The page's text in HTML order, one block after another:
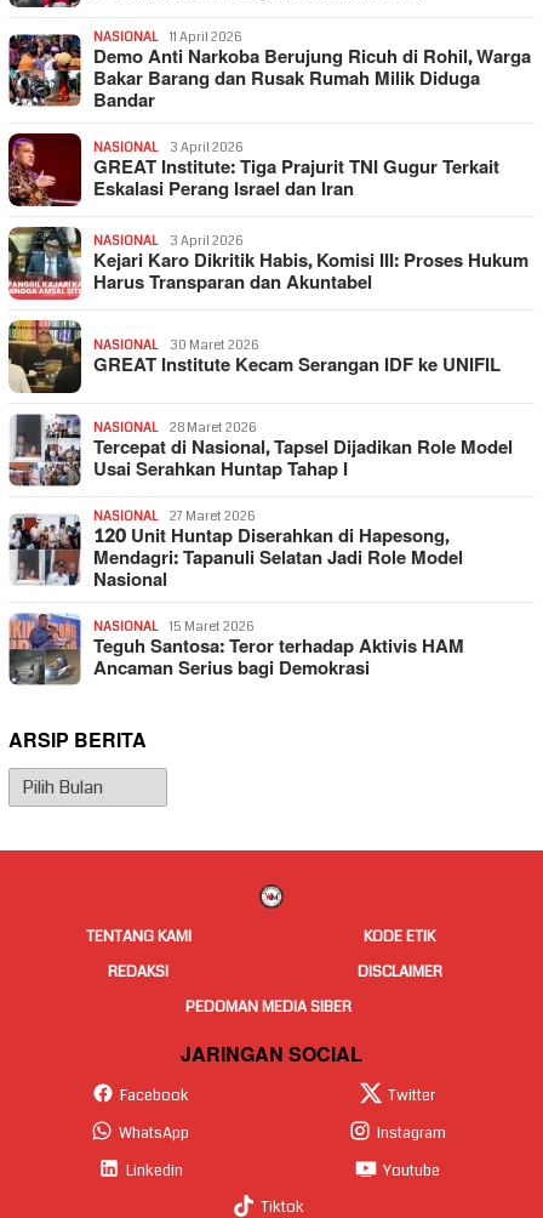
NASIONAL 11 April 2026
Demo Anti Narkoba Berujung Ricuh di Rohil, Warga
Bakar Barang dan Rusak Rumah Milik Diduga
Bandar
NASIONAL 3 April 2026
GREAT Institute: Tiga Prajurit TNI Gugur Terkait
Eskalasi Perang Israel dan Iran
NASIONAL 3 April 2026
Kejari Karo Dikritik Habis, Komisi III: Proses Hukum
Harus Transparan dan Akuntabel
NASIONAL 30 Maret 2026
GREAT Institute Kecam Serangan IDF ke UNIFIL
NASIONAL 28 Maret 2026
Tercepat di Nasional, Tapsel Dijadikan Role Model
Usai Serahkan Huntap Tahap I
NASIONAL 27 Maret 2026
120 Unit Huntap Diserahkan di Hapesong,
Mendagri: Tapanuli Selatan Jadi Role Model
Nasional
NASIONAL 15 Maret 2026
Teguh Santosa: Teror terhadap Aktivis HAM
Ancaman Serius bagi Demokrasi
ARSIP BERITA
Arsip
Berita
TENTANG KAMI
KODE ETIK
REDAKSI
DISCLAIMER
PEDOMAN MEDIA SIBER
JARINGAN SOCIAL
Facebook
Twitter
WhatsApp
Instagram
Linkedin
Youtube
Tiktok